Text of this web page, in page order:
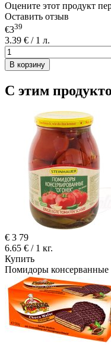
Оцените этот продукт
Оставить отзыв
€339
3.39 € / 1 л.
В корзину
С этим
€ 3 79
6.65 € / 1 кг.
Купить
Помидоры консерванные